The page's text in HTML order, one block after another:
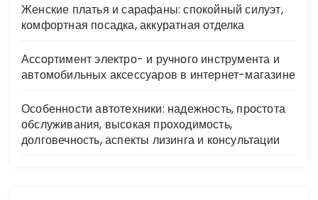
Женские платья и сарафаны: спокойный силуэт,
комфортная посадка, аккуратная отделка
Ассортимент электро- и ручного инструмента и
автомобильных аксессуаров в интернет-магазине
Особенности автотехники: надежность, простота
обслуживания, высокая проходимость,
долговечность, аспекты лизинга и консультации